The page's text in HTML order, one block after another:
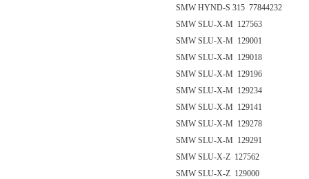
SMW HYND-S 315 77844232
SMW SLU-X-M 127563
SMW SLU-X-M 129001
SMW SLU-X-M 129018
SMW SLU-X-M 129196
SMW SLU-X-M 129234
SMW SLU-X-M 129141
SMW SLU-X-M 129278
SMW SLU-X-M 129291
SMW SLU-X-Z 127562
SMW SLU-X-Z 129000